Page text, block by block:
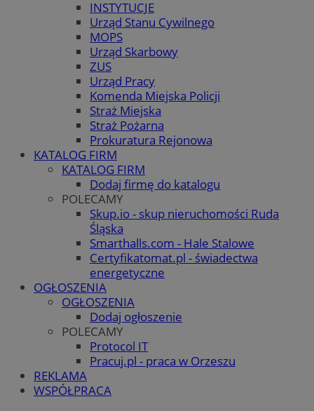
INSTYTUCJE
Urząd Stanu Cywilnego
MOPS
Urząd Skarbowy
ZUS
Urząd Pracy
Komenda Miejska Policji
Straż Miejska
Straż Pożarna
Prokuratura Rejonowa
KATALOG FIRM
KATALOG FIRM
Dodaj firmę do katalogu
POLECAMY
Skup.io - skup nieruchomości Ruda
Śląska
Smarthalls.com - Hale Stalowe
Certyfikatomat.pl - świadectwa
energetyczne
OGŁOSZENIA
OGŁOSZENIA
Dodaj ogłoszenie
POLECAMY
Protocol IT
Pracuj.pl - praca w Orzeszu
REKLAMA
WSPÓŁPRACA